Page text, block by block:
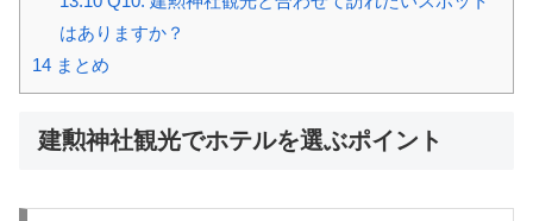
はありますか？
14 まとめ
建勲神社観光でホテルを選ぶポイント